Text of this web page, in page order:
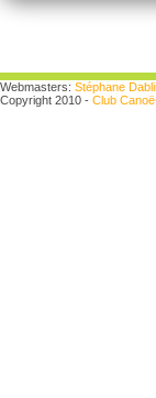
Webmasters: Stéphane
Copyright 2010 - Club